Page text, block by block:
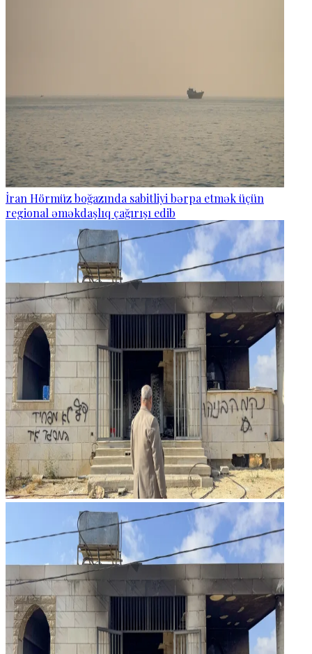
İran Hörmüz boğazında sabitliyi bərpa etmək üçün
regional əməkdaşlıq çağırışı edib